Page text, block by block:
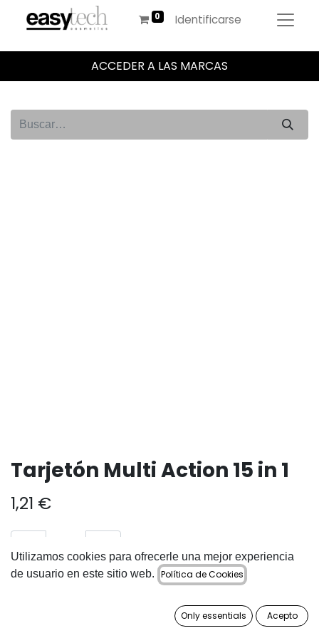
Identificarse
ACCEDER A LAS MARCAS
Tarjetón Multi Action 15 in 1
1,21 €
AÑADIR A LA CESTA
Utilizamos cookies para ofrecerle una mejor experiencia
de usuario en este sitio web. Política de Cookies
Only essentials Acepto